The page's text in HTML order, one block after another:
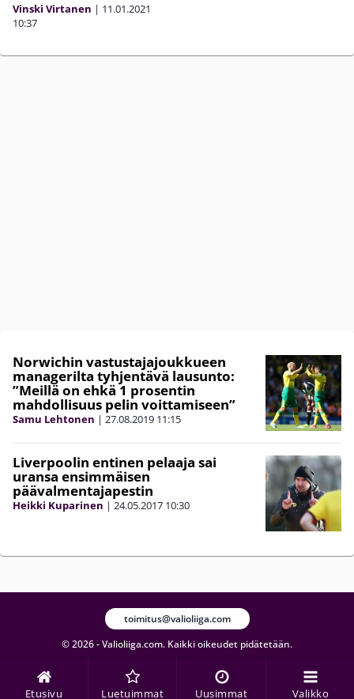
Etusivu Luetuimmat Uusimmat Valikko
Vinski Virtanen | 11.01.2021
10:37
Norwichin vastustajajoukkueen
managerilta tyhjentävä lausunto:
”Meillä on ehkä 1 prosentin
mahdollisuus pelin voittamiseen”
Samu Lehtonen | 27.08.2019 11:15
Liverpoolin entinen pelaaja sai
uransa ensimmäisen
päävalmentajapestin
Heikki Kuparinen | 24.05.2017 10:30
© 2026 - Valioliiga.com. Kaikki oikeudet pidätetään.
toimitus@valioliiga.com